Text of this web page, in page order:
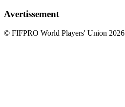
Avertissement
© FIFPRO World Players' Union 2026